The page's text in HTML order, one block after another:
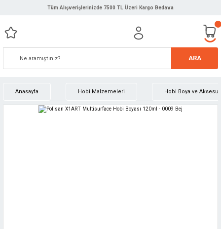
Tüm Alışverişlerinizde 7500 TL Üzeri Kargo Bedava
ARA
Anasayfa Hobi Malzemeleri Hobi Boya ve